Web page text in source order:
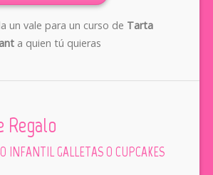
un vale para un curso de Tarta
a quien tú quieras
Regalo
INFANTIL GALLETAS O CUPCAKES